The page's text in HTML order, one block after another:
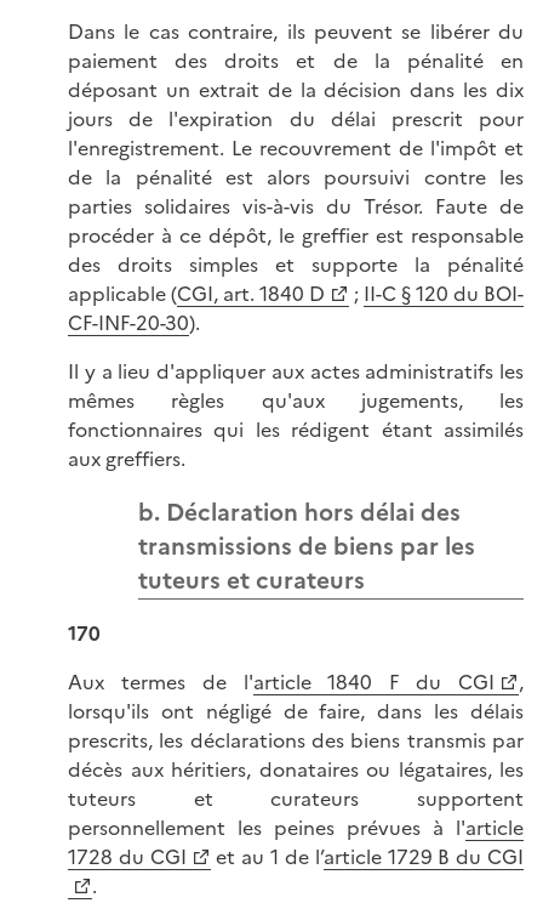
Dans le cas contraire, ils peuvent se libérer du
paiement des droits et de la pénalité en
déposant un extrait de la décision dans les dix
jours de l'expiration du délai prescrit pour
l'enregistrement. Le recouvrement de l'impôt et
de la pénalité est alors poursuivi contre les
parties solidaires vis-à-vis du Trésor. Faute de
procéder à ce dépôt, le greffier est responsable
des droits simples et supporte la pénalité
applicable (CGI, art. 1840 D ; II-C § 120 du BOI-
CF-INF-20-30).
Il y a lieu d'appliquer aux actes administratifs les
mêmes règles qu'aux jugements, les
fonctionnaires qui les rédigent étant assimilés
aux greffiers.
b. Déclaration hors délai des
transmissions de biens par les
tuteurs et curateurs
170
Aux termes de l'article 1840 F du CGI
,
lorsqu'ils ont négligé de faire, dans les délais
prescrits, les déclarations des biens transmis par
décès aux héritiers, donataires ou légataires, les
tuteurs et curateurs supportent
personnellement les peines prévues à l'article
1728 du CGI
et au 1 de l’article 1729 B du CGI
.